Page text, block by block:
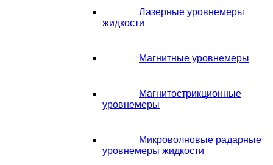
Лазерные уровнемеры
жидкости
Магнитные уровнемеры
Магнитострикционные
уровнемеры
Микроволновые радарные
уровнемеры жидкости